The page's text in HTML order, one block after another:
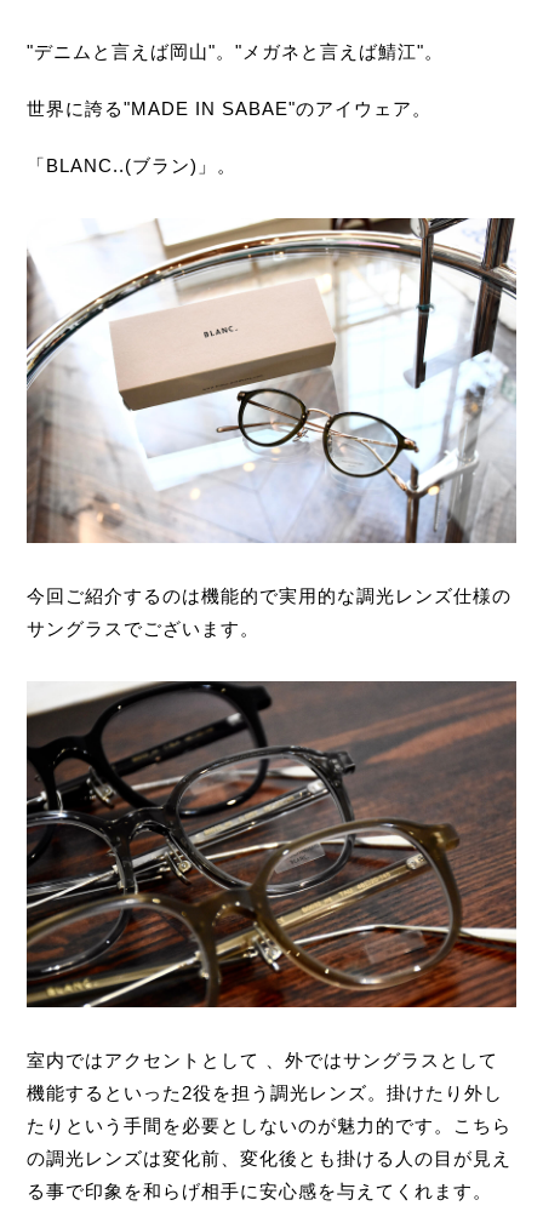
"デニムと言えば岡山"。"メガネと言えば鯖江"。
世界に誇る"MADE IN SABAE"のアイウェア。
「BLANC..(ブラン)」。
今回ご紹介するのは機能的で実用的な調光レンズ仕様の
サングラスでございます。
室内ではアクセントとして 、外ではサングラスとして
機能するといった2役を担う調光レンズ。掛けたり外し
たりという手間を必要としないのが魅力的です。こちら
の調光レンズは変化前、変化後とも掛ける人の目が見え
る事で印象を和らげ相手に安心感を与えてくれます。